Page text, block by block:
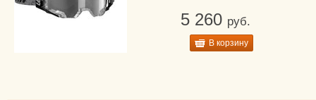
5 260 руб.
В корзину